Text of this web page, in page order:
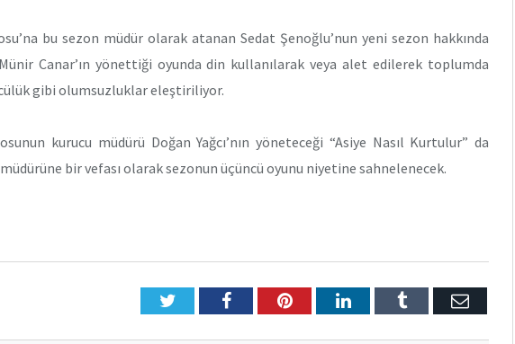
bu sezon müdür olarak atanan Sedat Şenoğlu’nun yeni sezon hakkında
Canar’ın yönettiği oyunda din kullanılarak veya alet edilerek toplumda
gibi olumsuzluklar eleştiriliyor.
kurucu müdürü Doğan Yağcı’nın yöneteceği “Asiye Nasıl Kurtulur” da
bir vefası olarak sezonun üçüncü oyunu niyetine sahnelenecek.
TwitterFacebookPinterestLinkedInTumblr E-